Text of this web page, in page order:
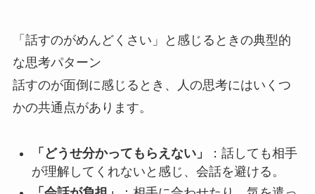
「話すのがめんどくさい」と感じるときの典型的
な思考パターン
話すのが面倒に感じるとき、人の思考にはいくつ
かの共通点があります。
「どうせ分かってもらえない」
：話しても相手
が理解してくれないと感じ、会話を避ける。